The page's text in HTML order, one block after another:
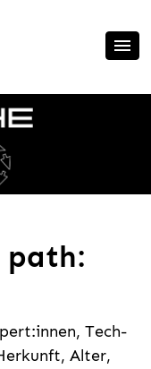
path:
Tech-
Alter,